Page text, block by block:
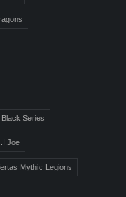
Series
Mythic Legions